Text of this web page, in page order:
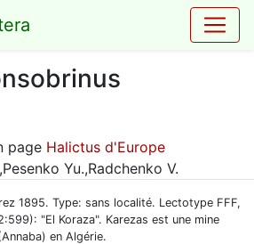
page Halictus d'Europe
Yu.,Radchenko V.
1895. Type: sans localité. Lectotype FFF,
"El Koraza". Karezas est une mine
en Algérie.